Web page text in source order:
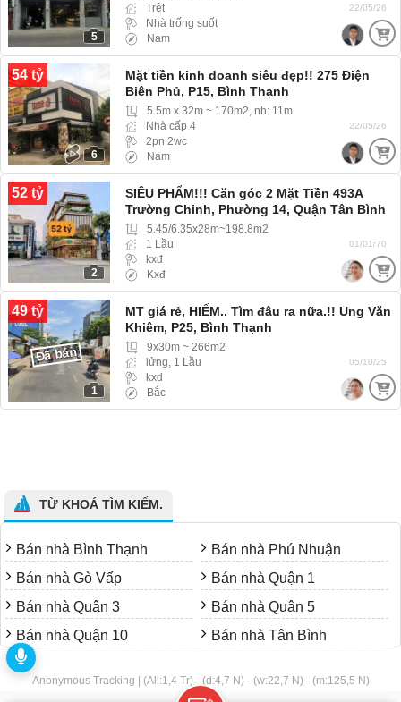
5
Trệt
Nhà trống suốt
Nam
22/05/26
54 tỷ
6
Mặt tiền kinh doanh siêu đẹp!! 275 Điện
Biên Phủ, P15, Bình Thạnh
5.5m x 32m ~ 170m2, nh: 11m
Nhà cấp 4
2pn 2wc
Nam
22/05/26
52 tỷ
2
SIÊU PHẨM!!! Căn góc 2 Mặt Tiền 493A
Trường Chinh, Phường 14, Quận Tân Bình
5.45/6.35x28m~198.8m2
1 Lầu
kxđ
Kxđ
01/01/70
49 tỷ
1
Đã bán
MT giá rẻ, HIẾM.. Tìm đâu ra nữa.!! Ung Văn
Khiêm, P25, Bình Thạnh
9x30m ~ 266m2
lửng, 1 Lầu
kxd
Bắc
05/10/25
TỪ KHOÁ TÌM KIẾM.
Bán nhà Bình Thạnh
Bán nhà Phú Nhuận
Bán nhà Gò Vấp
Bán nhà Quận 1
Bán nhà Quận 3
Bán nhà Quận 5
Bán nhà Quận 10
Bán nhà Tân Bình
Anonymous Tracking | (All:1,4 Tr) - (d:4,7 N) - (w:22,7 N) - (m:125,5 N)